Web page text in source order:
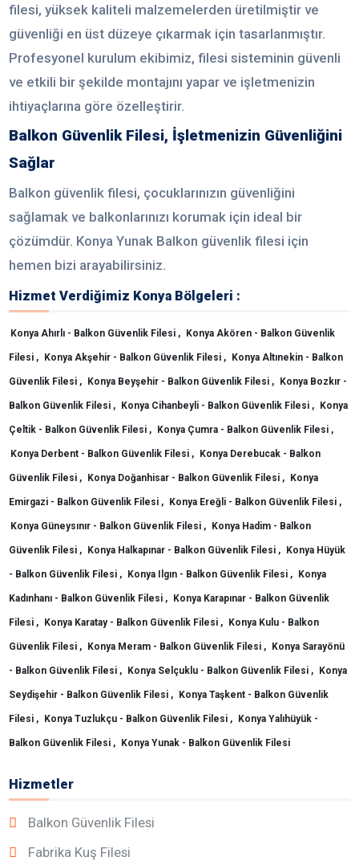
filesi, yüksek kaliteli malzemelerden üretilmiştir ve
güvenliği en üst düzeye çıkarmak için tasarlanmıştır.
Profesyonel kurulum ekibimiz, filesi sisteminin güvenli
ve etkili bir şekilde montajını yapar ve işletmenizin
ihtiyaçlarına göre özelleştirir.
Balkon Güvenlik Filesi, İşletmenizin Güvenliğini
Sağlar
Balkon güvenlik filesi, çocuklarınızın güvenliğini
sağlamak ve balkonlarınızı korumak için ideal bir
çözümdür. Konya Yunak Balkon güvenlik filesi için
hemen bizi arayabilirsiniz.
Hizmet Verdiğimiz Konya Bölgeleri :
Konya Ahırlı - Balkon Güvenlik Filesi , Konya Akören - Balkon Güvenlik
Filesi , Konya Akşehir - Balkon Güvenlik Filesi , Konya Altınekin - Balkon
Güvenlik Filesi , Konya Beyşehir - Balkon Güvenlik Filesi , Konya Bozkır -
Balkon Güvenlik Filesi , Konya Cihanbeyli - Balkon Güvenlik Filesi , Konya
Çeltik - Balkon Güvenlik Filesi , Konya Çumra - Balkon Güvenlik Filesi ,
Konya Derbent - Balkon Güvenlik Filesi , Konya Derebucak - Balkon
Güvenlik Filesi , Konya Doğanhisar - Balkon Güvenlik Filesi , Konya
Emirgazi - Balkon Güvenlik Filesi , Konya Ereğli - Balkon Güvenlik Filesi ,
Konya Güneysınır - Balkon Güvenlik Filesi , Konya Hadim - Balkon
Güvenlik Filesi , Konya Halkapınar - Balkon Güvenlik Filesi , Konya Hüyük
- Balkon Güvenlik Filesi , Konya Ilgın - Balkon Güvenlik Filesi , Konya
Kadınhanı - Balkon Güvenlik Filesi , Konya Karapınar - Balkon Güvenlik
Filesi , Konya Karatay - Balkon Güvenlik Filesi , Konya Kulu - Balkon
Güvenlik Filesi , Konya Meram - Balkon Güvenlik Filesi , Konya Sarayönü
- Balkon Güvenlik Filesi , Konya Selçuklu - Balkon Güvenlik Filesi , Konya
Seydişehir - Balkon Güvenlik Filesi , Konya Taşkent - Balkon Güvenlik
Filesi , Konya Tuzlukçu - Balkon Güvenlik Filesi , Konya Yalıhüyük -
Balkon Güvenlik Filesi , Konya Yunak - Balkon Güvenlik Filesi
Hizmetler
Balkon Güvenlik Filesi
Fabrika Kuş Filesi